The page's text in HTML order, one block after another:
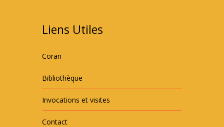
Liens Utiles
Coran
Bibliothèque
Invocations et visites
Contact